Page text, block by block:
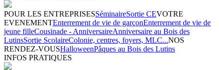
POUR LES ENTREPRISESSéminaireSortie CEVOTRE
EVENEMENTEnterrement de vie de garçonEnterrement de vie de
jeune filleCousinade - AnniversaireAnniversaire au Bois des
LutinsSortie ScolaireColonie, centres, foyers, MLC...NOS
RENDEZ-VOUSHalloweenPâques au Bois des Lutins
INFOS PRATIQUES